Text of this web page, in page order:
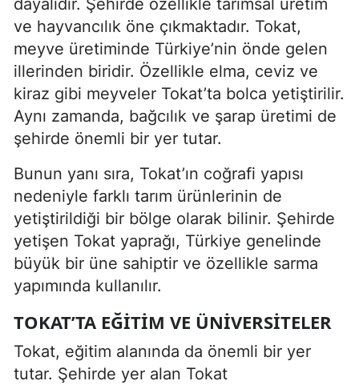
ve hayvancılık öne çıkmaktadır. Tokat,
meyve üretiminde Türkiye’nin önde gelen
illerinden biridir. Özellikle elma, ceviz ve
kiraz gibi meyveler Tokat’ta bolca yetiştirilir.
Aynı zamanda, bağcılık ve şarap üretimi de
şehirde önemli bir yer tutar.
Bunun yanı sıra, Tokat’ın coğrafi yapısı
nedeniyle farklı tarım ürünlerinin de
yetiştirildiği bir bölge olarak bilinir. Şehirde
yetişen Tokat yaprağı, Türkiye genelinde
büyük bir üne sahiptir ve özellikle sarma
yapımında kullanılır.
TOKAT’TA EĞITIM VE ÜNIVERSITELER
Tokat, eğitim alanında da önemli bir yer
tutar. Şehirde yer alan Tokat